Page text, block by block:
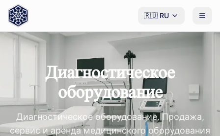
🇷🇺 RU
Диагностическое
оборудование
Диагностическое оборудование. Продажа,
сервис и аренда медицинского оборудования